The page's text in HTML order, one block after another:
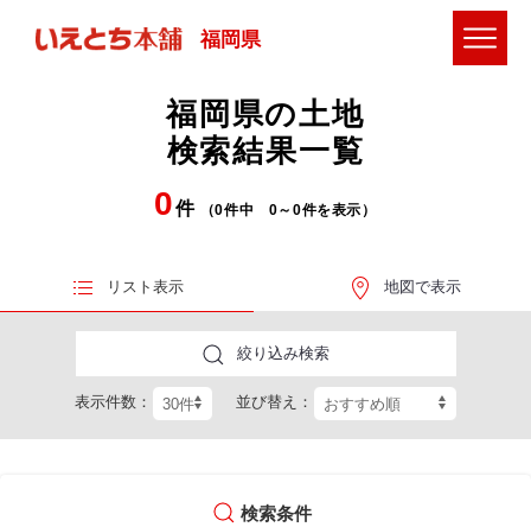
福岡県
検索条件
福岡県の土地
検索結果一覧
0件 （0件中 0～0件を表示）
リスト表示 地図で表示
絞り込み検索
表示件数： 並び替え：